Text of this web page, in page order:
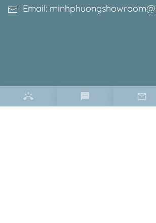
Email: